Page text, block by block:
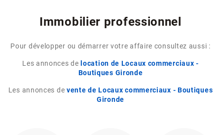
Immobilier professionnel
Pour développer ou démarrer votre affaire consultez aussi :
Les annonces de location de Locaux commerciaux -
Boutiques Gironde
Les annonces de vente de Locaux commerciaux - Boutiques
Gironde